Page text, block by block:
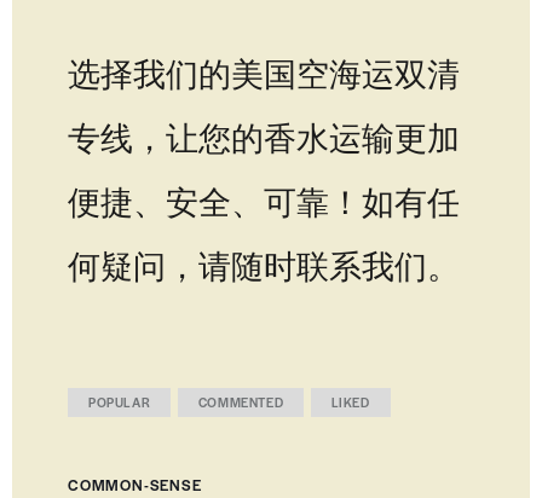
选择我们的美国空海运双清
专线，让您的香水运输更加
便捷、安全、可靠！如有任
何疑问，请随时联系我们。
POPULAR COMMENTED LIKED
COMMON-SENSE